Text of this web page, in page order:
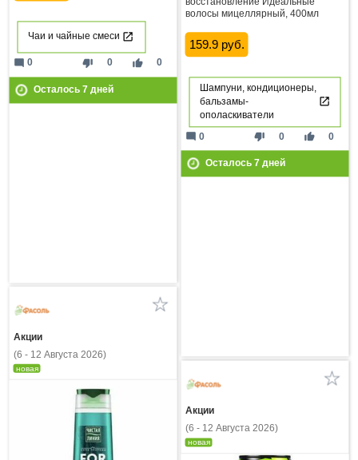
Чаи и чайные смеси
thumb_down 0 thumb_up 0
mode_comment 0
Осталось 7дней
волосы мицеллярный, 400мл
159.9 руб.
Шампуни, кондиционеры,
бальзамы-
ополаскиватели
thumb_down 0 thumb_up 0
mode_comment 0
Осталось 7дней
Акции
(6 - 12 Августа 2026)
новая
Акции
(6 - 12 Августа 2026)
новая